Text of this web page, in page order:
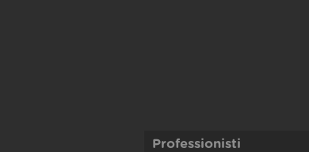
Professionisti